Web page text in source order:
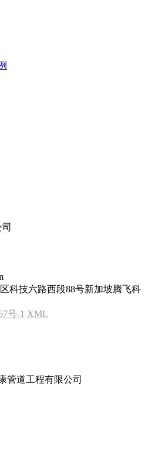
科技六路西段88号新加坡腾飞科
号-1 XML
管道工程有限公司